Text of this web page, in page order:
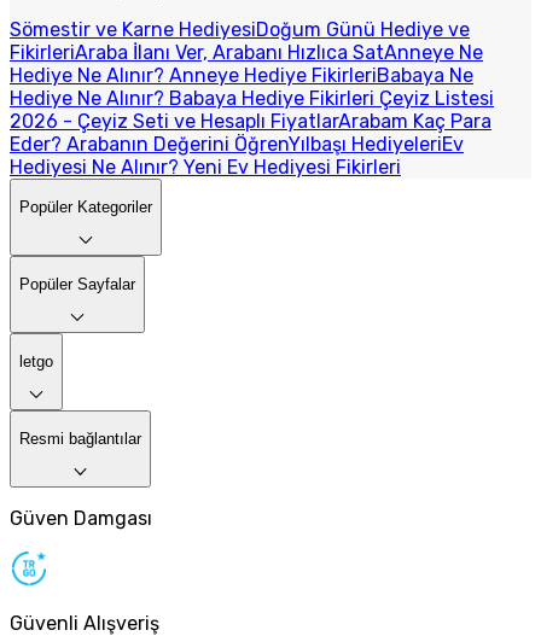
Sömestir ve Karne HediyesiDoğum Günü Hediye ve
FikirleriAraba İlanı Ver, Arabanı Hızlıca SatAnneye Ne
Hediye Ne Alınır? Anneye Hediye FikirleriBabaya Ne
Hediye Ne Alınır? Babaya Hediye Fikirleri Çeyiz Listesi
2026 - Çeyiz Seti ve Hesaplı FiyatlarArabam Kaç Para
Eder? Arabanın Değerini ÖğrenYılbaşı HediyeleriEv
Hediyesi Ne Alınır? Yeni Ev Hediyesi Fikirleri
Popüler Kategoriler
Popüler Sayfalar
letgo
Resmi bağlantılar
Güven Damgası
Güvenli Alışveriş